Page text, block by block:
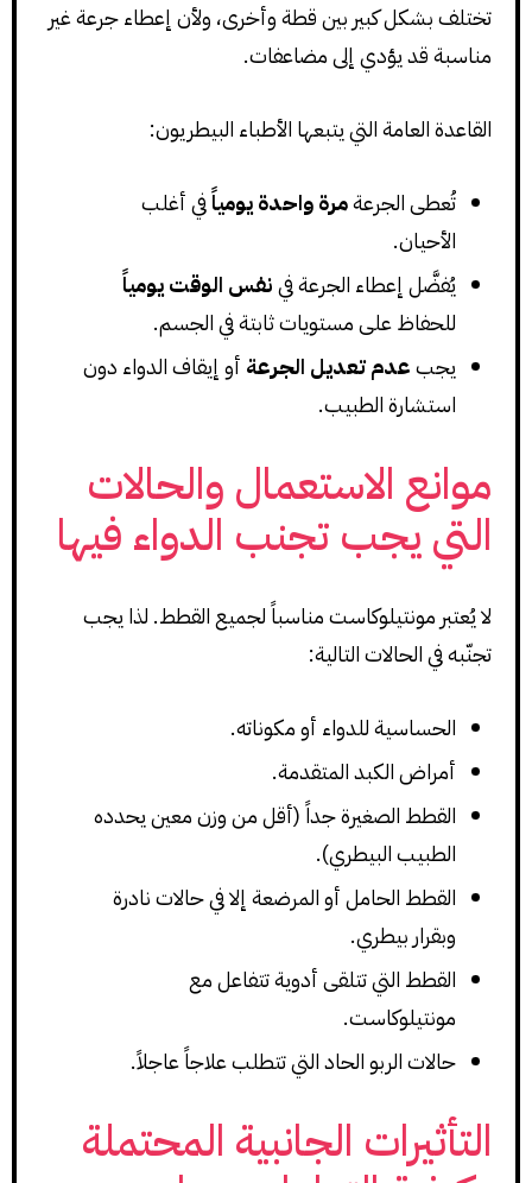
تختلف بشكل كبير بين قطة وأخرى، ولأن إعطاء جرعة غير
مناسبة قد يؤدي إلى مضاعفات.
القاعدة العامة التي يتبعها الأطباء البيطريون:
تُعطى الجرعةمرة واحدة يومياًفي أغلب
الأحيان.
يُفضَّل إعطاء الجرعة فينفس الوقت يومياً
للحفاظ على مستويات ثابتة في الجسم.
يجبعدم تعديل الجرعة أو إيقاف الدواء دون
استشارة الطبيب.
موانع الاستعمال والحالات
التي يجب تجنب الدواء فيها
لا يُعتبر مونتيلوكاست مناسباً لجميع القطط. لذا يجب
تجنّبه في الحالات التالية:
الحساسية للدواء أو مكوناته.
أمراض الكبد المتقدمة.
القطط الصغيرة جداً (أقل من وزن معين يحدده
الطبيب البيطري).
القطط الحامل أو المرضعة إلا في حالات نادرة
وبقرار بيطري.
القطط التي تتلقى أدوية تتفاعل مع
مونتيلوكاست.
حالات الربو الحاد التي تتطلب علاجاً عاجلاً.
التأثيرات الجانبية المحتملة